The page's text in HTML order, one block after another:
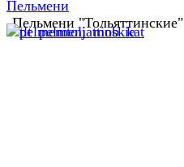
Пельмени
Пельмени "Тольяттинские"